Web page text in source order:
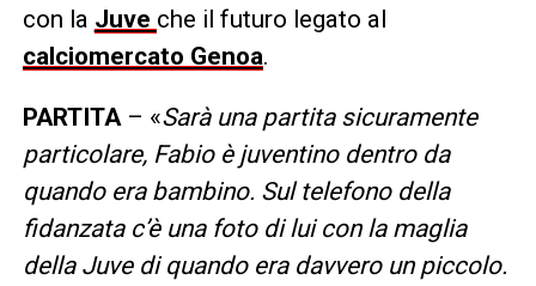
con la Juve che il futuro legato al
calciomercato Genoa.
PARTITA– «Sarà una partita sicuramente
particolare, Fabio è juventino dentro da
quando era bambino. Sul telefono della
fidanzata c’è una foto di lui con la maglia
della Juve di quando era davvero un piccolo.